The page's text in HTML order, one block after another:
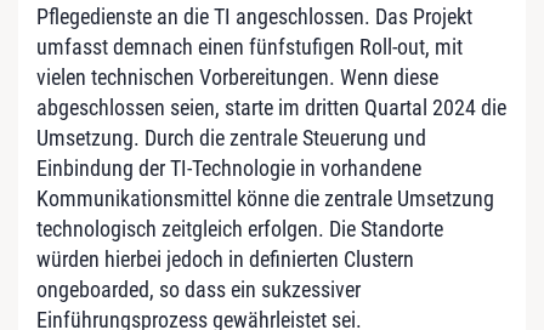
Pflegedienste an die TI angeschlossen. Das Projekt
umfasst demnach einen fünfstufigen Roll-out, mit
vielen technischen Vorbereitungen. Wenn diese
abgeschlossen seien, starte im dritten Quartal 2024 die
Umsetzung. Durch die zentrale Steuerung und
Einbindung der TI-Technologie in vorhandene
Kommunikationsmittel könne die zentrale Umsetzung
technologisch zeitgleich erfolgen. Die Standorte
würden hierbei jedoch in definierten Clustern
ongeboarded, so dass ein sukzessiver
Einführungsprozess gewährleistet sei.